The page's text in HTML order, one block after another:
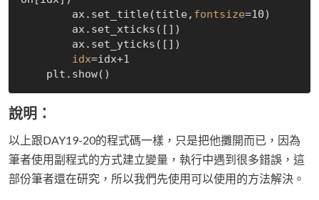
        ax.set_title(title,
fontsize=10)
idx=idx+1
說明：
以上跟DAY19-20的程式碼一樣，只是把他攤開而已，因為
筆者使用副程式的方式建立變量，執行中遇到很多錯誤，這
部份筆者還在研究，所以我們先使用可以使用的方法解決。